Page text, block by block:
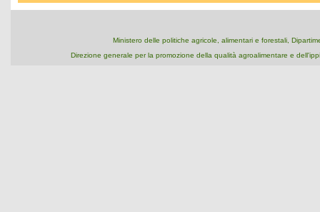
Ministero delle politiche agricole, alimentari e forestali,
Direzione generale per la promozione della qualità agroalimentare e